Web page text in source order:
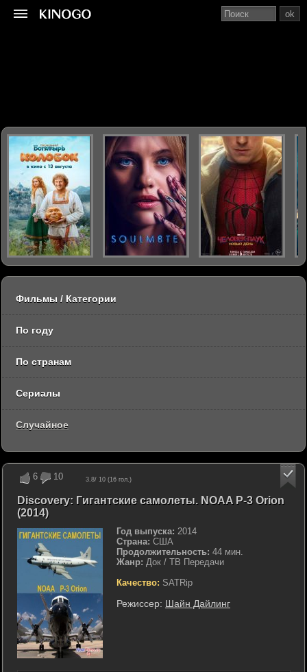
6 10 3.8/ 10 (16 гол.)
Discovery: Гигантские самолеты. NOAA P-3 Orion
(2014)
Год выпуска: 2014
Страна: США
Продолжительность: 44 мин.
Жанр: Док / ТВ Передачи
Качество: SATRip
Режиссер: Шайн Дайлинг
ok
Фильмы / Категории
По году
По странам
Сериалы
Случайное